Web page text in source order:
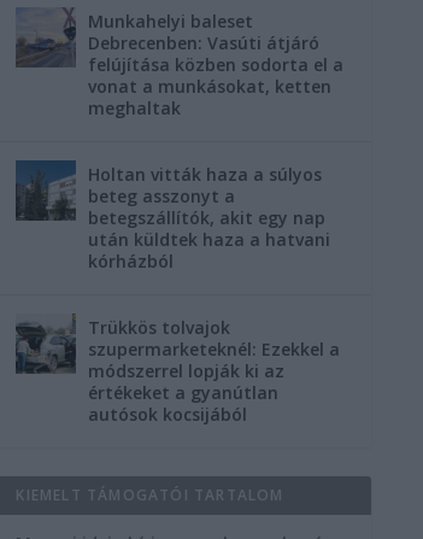
Munkahelyi baleset
Debrecenben: Vasúti átjáró
felújítása közben sodorta el a
vonat a munkásokat, ketten
meghaltak
Holtan vitták haza a súlyos
beteg asszonyt a
betegszállítók, akit egy nap
után küldtek haza a hatvani
kórházból
Trükkös tolvajok
szupermarketeknél: Ezekkel a
módszerrel lopják ki az
értékeket a gyanútlan
autósok kocsijából
KIEMELT TÁMOGATÓI TARTALOM